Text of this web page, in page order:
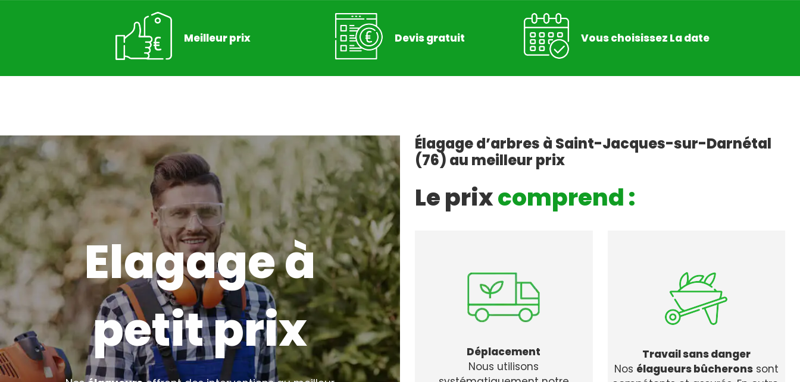
Meilleur prix Devis gratuit Vous choisissez La date
Elagage à
petit prix
Élagage d’arbres à Saint-Jacques-sur-Darnétal
(76) au meilleur prix
Le prixcomprend :
Déplacement
Nous utilisons
Travail sans danger
Nos élagueurs bûcheronssont